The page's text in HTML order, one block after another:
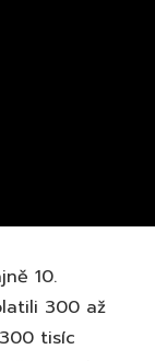
10.
300 až
tisíc